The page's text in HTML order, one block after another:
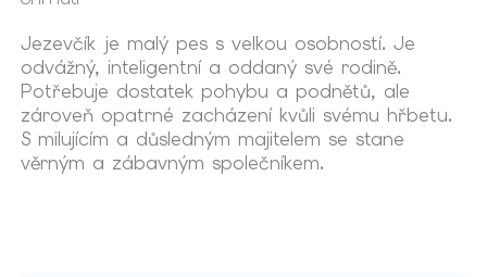
Jezevčík je malý pes s velkou osobností. Je
odvážný, inteligentní a oddaný své rodině.
Potřebuje dostatek pohybu a podnětů, ale
zároveň opatrné zacházení kvůli svému hřbetu.
S milujícím a důsledným majitelem se stane
věrným a zábavným společníkem.